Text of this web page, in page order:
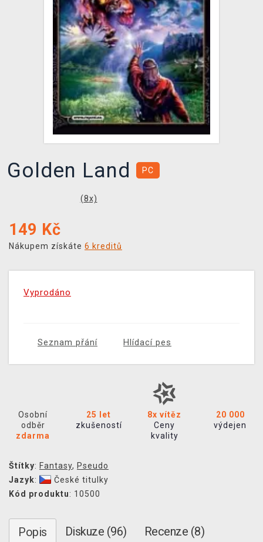
DOPRAVA
XZONE KLUB
TCG & BOARDGAME HUB
VÝKUP HER (BAZAR)
Golden Land PC
(8x)
149 Kč
Nákupem získáte 6 kreditů
Vyprodáno
Seznam přání Hlídací pes
Osobní
odběr
zdarma
25 let
zkušeností
8x vítěz
Ceny
kvality
20 000
výdejen
Štítky: Fantasy, Pseudo
Jazyk:
České titulky
Kód produktu: 10500
Popis Diskuze (96) Recenze (8)